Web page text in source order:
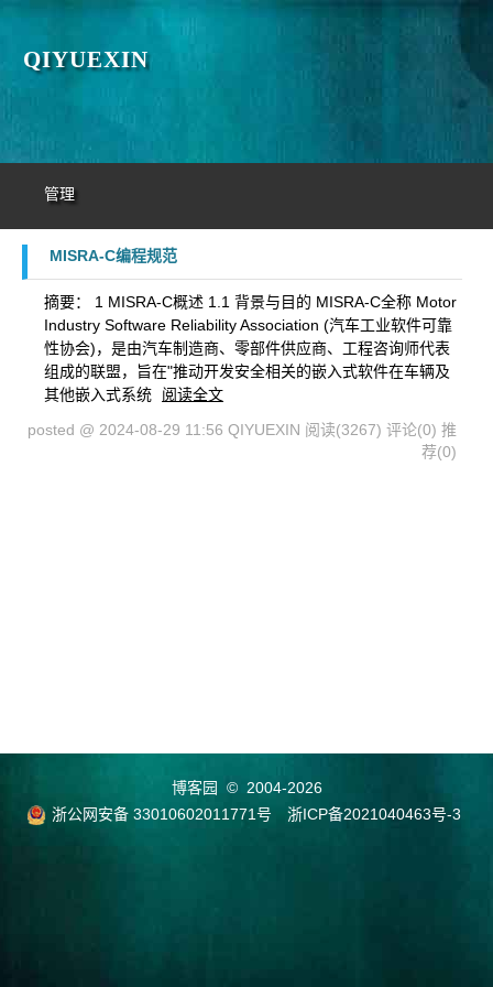
QIYUEXIN
管理
MISRA-C编程规范
摘要： 1 MISRA-C概述 1.1 背景与目的 MISRA-C全称 Motor
Industry Software Reliability Association (汽车工业软件可靠
性协会)，是由汽车制造商、零部件供应商、工程咨询师代表
组成的联盟，旨在"推动开发安全相关的嵌入式软件在车辆及
其他嵌入式系统
阅读全文
posted @ 2024-08-29 11:56 QIYUEXIN 阅读(3267) 评论(0) 推
荐(0)
博客园
© 2004-2026
浙公网安备 33010602011771号
浙ICP备2021040463号-3